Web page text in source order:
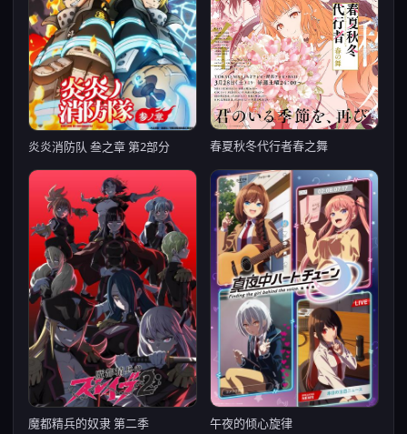
炎炎消防队 叁之章 第2部分 春夏秋冬代行者春之舞
魔都精兵的奴隶 第二季 午夜的倾心旋律